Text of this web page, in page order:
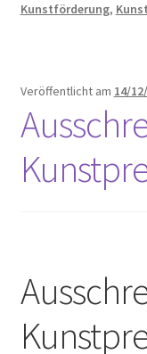
Kunstförderung,
Veröffentlicht am 14/